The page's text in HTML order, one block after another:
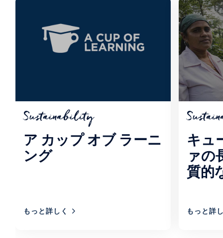
Sustainability
ア カップ オブ ラーニ
ング
もっと詳しく
キュ
ァの
質的
もっと詳